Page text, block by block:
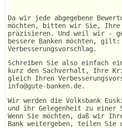
Da wir jede abgegebene
möchten, bitten wir Sie,
präzisieren. Und weil wir -
bessere Banken möchten,
Verbesserungsvorschlag.
Schreiben Sie also einfach
kurz den Sachverhalt, Ihre
gleich Ihren
info@gute-banken.de.
Wir werden die Volksbank
und ihr Gelegenheit zu einer
Wenn Sie möchten, daß wir
Bank weitergeben, teilen